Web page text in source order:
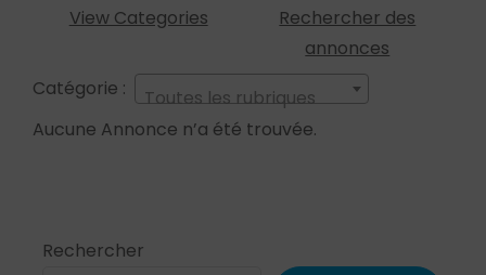
View Categories
Rechercher des
annonces
Catégorie :
Toutes les rubriques
Aucune Annonce n’a été trouvée.
Rechercher